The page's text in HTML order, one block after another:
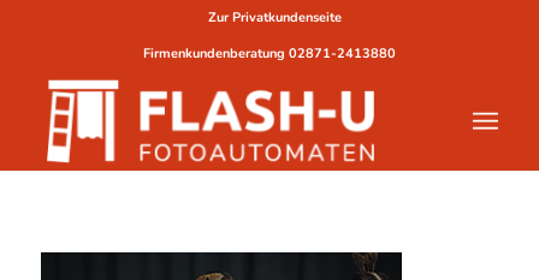
Zur Privatkundenseite
Firmenkundenberatung 02871-2413880